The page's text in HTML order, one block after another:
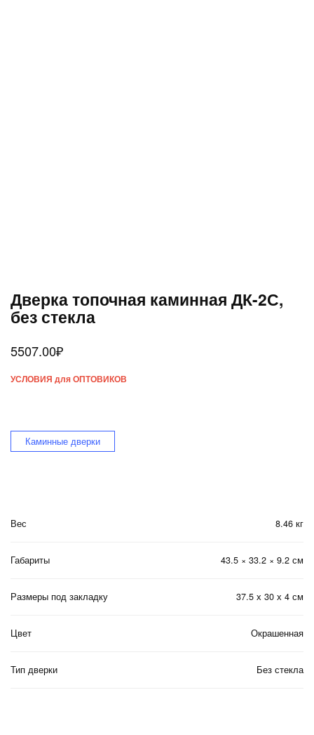
Дверка топочная каминная ДК-2С,
без стекла
5507.00₽
УСЛОВИЯ для ОПТОВИКОВ
Каминные дверки
Вес 8.46 кг
Габариты 43.5 × 33.2 × 9.2 см
Размеры под закладку 37.5 х 30 х 4 см
Цвет Окрашенная
Тип дверки Без стекла